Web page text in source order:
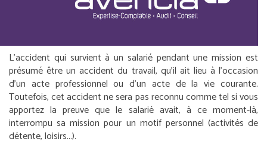
L’accident qui survient à un salarié pendant une mission est
présumé être un accident du travail, qu’il ait lieu à l’occasion
d’un acte professionnel ou d’un acte de la vie courante.
Toutefois, cet accident ne sera pas reconnu comme tel si vous
apportez la preuve que le salarié avait, à ce moment-là,
interrompu sa mission pour un motif personnel (activités de
détente, loisirs...).